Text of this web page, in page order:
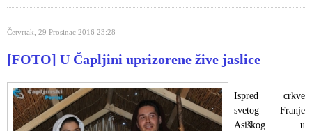
Četvrtak, 29 Prosinac 2016 23:28
[FOTO] U Čapljini uprizorene žive jaslice
Ispred crkve
svetog Franje
Asiškog u